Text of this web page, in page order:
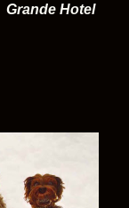
Grande Hotel